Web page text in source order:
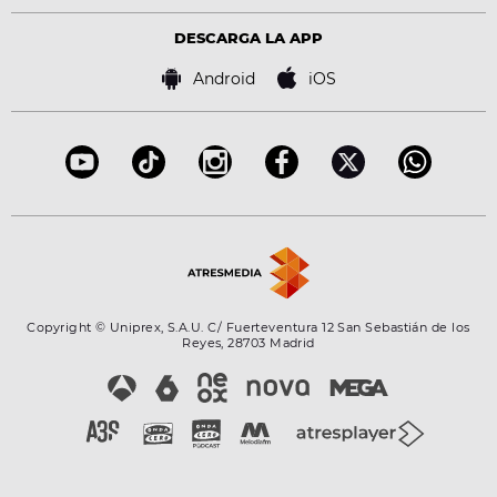
Virales
Bases de concursos
DESCARGA LA APP
Android iOS
Copyright © Uniprex, S.A.U. C/ Fuerteventura 12 San Sebastián de los
Reyes, 28703 Madrid